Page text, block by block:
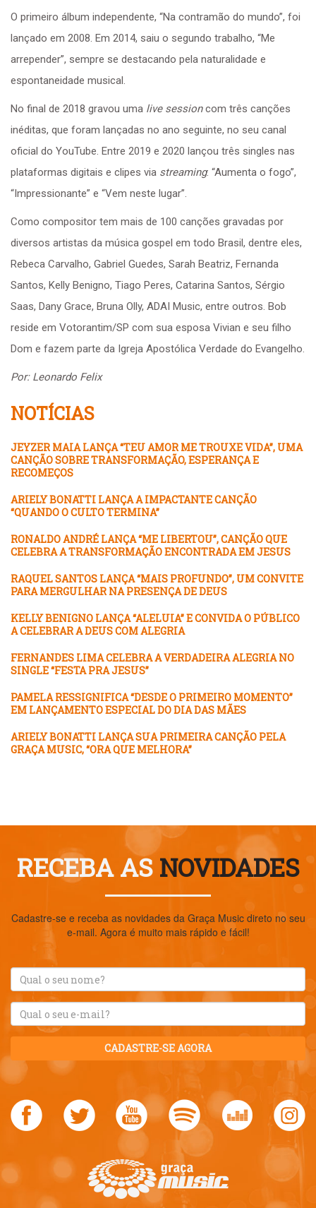
O primeiro álbum independente, “Na contramão do mundo”, foi
lançado em 2008. Em 2014, saiu o segundo trabalho, “Me
arrepender”, sempre se destacando pela naturalidade e
espontaneidade musical.
No final de 2018 gravou uma live sessioncom três canções
inéditas, que foram lançadas no ano seguinte, no seu canal
oficial do YouTube. Entre 2019 e 2020 lançou três singles nas
plataformas digitais e clipes via streaming: “Aumenta o fogo”,
“Impressionante” e “Vem neste lugar”.
Como compositor tem mais de 100 canções gravadas por
diversos artistas da música gospel em todo Brasil, dentre eles,
Rebeca Carvalho, Gabriel Guedes, Sarah Beatriz, Fernanda
Santos, Kelly Benigno, Tiago Peres, Catarina Santos, Sérgio
Saas, Dany Grace, Bruna Olly, ADAI Music, entre outros. Bob
reside em Votorantim/SP com sua esposa Vivian e seu filho
Dom e fazem parte da Igreja Apostólica Verdade do Evangelho.
Por: Leonardo Felix
NOTÍCIAS
JEYZER MAIA LANÇA “TEU AMOR ME TROUXE VIDA”, UMA
CANÇÃO SOBRE TRANSFORMAÇÃO, ESPERANÇA E
RECOMEÇOS
ARIELY BONATTI LANÇA A IMPACTANTE CANÇÃO
“QUANDO O CULTO TERMINA”
RONALDO ANDRÉ LANÇA “ME LIBERTOU”, CANÇÃO QUE
CELEBRA A TRANSFORMAÇÃO ENCONTRADA EM JESUS
RAQUEL SANTOS LANÇA “MAIS PROFUNDO”, UM CONVITE
PARA MERGULHAR NA PRESENÇA DE DEUS
KELLY BENIGNO LANÇA “ALELUIA” E CONVIDA O PÚBLICO
A CELEBRAR A DEUS COM ALEGRIA
FERNANDES LIMA CELEBRA A VERDADEIRA ALEGRIA NO
SINGLE “FESTA PRA JESUS”
PAMELA RESSIGNIFICA “DESDE O PRIMEIRO MOMENTO”
EM LANÇAMENTO ESPECIAL DO DIA DAS MÃES
ARIELY BONATTI LANÇA SUA PRIMEIRA CANÇÃO PELA
GRAÇA MUSIC, “ORA QUE MELHORA”
RECEBA AS NOVIDADES
Cadastre-se e receba as novidades da Graça Music direto no seu
e-mail. Agora é muito mais rápido e fácil!
CADASTRE-SE AGORA